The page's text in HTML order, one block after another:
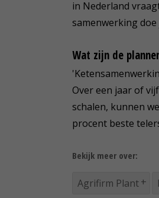
in Nederland
samenwerking
Wat zijn de
Over een jaar of
schalen, kunnen
procent beste
Bekijk meer over:
Agrifirm Plant